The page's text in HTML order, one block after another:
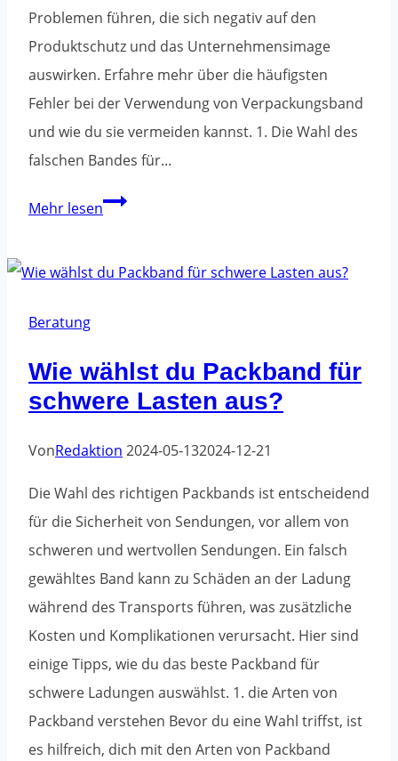
Problemen führen, die sich negativ auf den
Produktschutz und das Unternehmensimage
auswirken. Erfahre mehr über die häufigsten
Fehler bei der Verwendung von Verpackungsband
und wie du sie vermeiden kannst. 1. Die Wahl des
falschen Bandes für...
Mehr lesenDie
von
Verpackungsbändern
wie
du
sie
vermeidest
Beratung
Wie wählst du Packband für
schwere Lasten aus?
VonRedaktion 2024-05-132024-12-21
Die Wahl des richtigen Packbands ist entscheidend
für die Sicherheit von Sendungen, vor allem von
schweren und wertvollen Sendungen. Ein falsch
gewähltes Band kann zu Schäden an der Ladung
während des Transports führen, was zusätzliche
Kosten und Komplikationen verursacht. Hier sind
einige Tipps, wie du das beste Packband für
schwere Ladungen auswählst. 1. die Arten von
Packband verstehen Bevor du eine Wahl triffst, ist
es hilfreich, dich mit den Arten von Packband